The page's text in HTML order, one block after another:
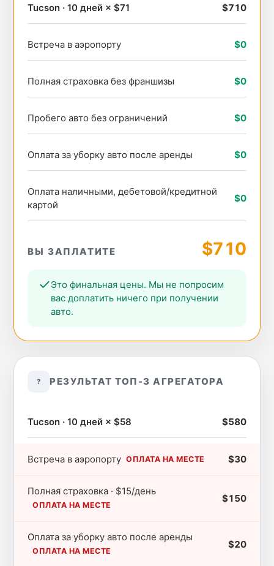
Tucson · 10 дней × $71 $710
Встреча в аэропорту $0
Полная страховка без франшизы $0
Пробего авто без ограничений $0
Оплата за уборку авто после аренды $0
Оплата наличными, дебетовой/кредитной
картой
$0
ВЫ ЗАПЛАТИТЕ $710
Это финальная цены. Мы не попросим
вас доплатить ничего при получении
авто.
? РЕЗУЛЬТАТ ТОП-3 АГРЕГАТОРА
Tucson · 10 дней × $58 $580
Встреча в аэропорту ОПЛАТА НА МЕСТЕ $30
Полная страховка · $15/день
ОПЛАТА НА МЕСТЕ
$150
Оплата за уборку авто после аренды
ОПЛАТА НА МЕСТЕ
$20